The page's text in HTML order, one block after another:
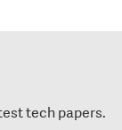
tech papers.